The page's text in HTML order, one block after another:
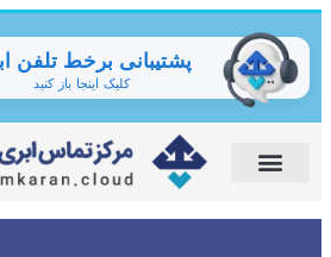
پشتیبانی برخط تلفن
کلیک اینجا باز کنید